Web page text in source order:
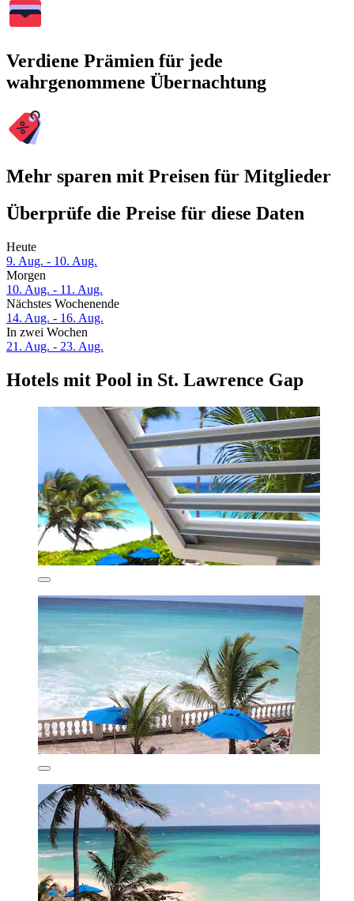
Verdiene Prämien für jede
wahrgenommene Übernachtung
Mehr sparen mit Preisen für Mitglieder
Überprüfe die Preise für diese Daten
Heute
9. Aug. - 10. Aug.
Morgen
10. Aug. - 11. Aug.
Nächstes Wochenende
14. Aug. - 16. Aug.
In zwei Wochen
21. Aug. - 23. Aug.
Hotels mit Pool in St. Lawrence Gap